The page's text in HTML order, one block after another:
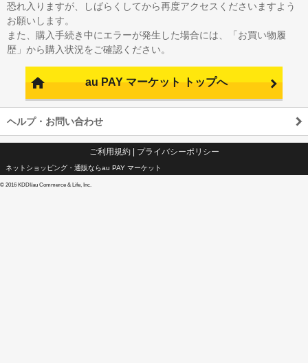
恐れ入りますが、しばらくしてから再度アクセスくださいますよう
お願いします。
また、購入手続き中にエラーが発生した場合には、「お買い物履
歴」から購入状況をご確認ください。
au PAY マーケット トップへ
ヘルプ・お問い合わせ
ご利用規約| プライバシーポリシー
ネットショッピング・通販ならau PAY マーケット
© 2016 KDDI/au Commerce & Life, Inc.